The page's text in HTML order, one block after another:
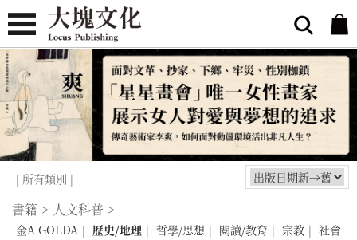
| 所有類別 |
書籍 > 人文科普 >
金A GOLDA | 歷史/地理 | 哲學/思想 | 閱讀/教育 | 宗教 | 社會